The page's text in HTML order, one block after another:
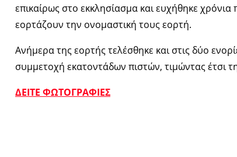
επικαίρως στο εκκλησίασμα και ευχήθηκε
εορτάζουν την ονομαστική τους εορτή.
Ανήμερα της εορτής τελέσθηκε και στις δύο
συμμετοχή εκατοντάδων πιστών, τιμώντας έτσι
ΔΕΙΤΕ ΦΩΤΟΓΡΑΦΙΕΣ